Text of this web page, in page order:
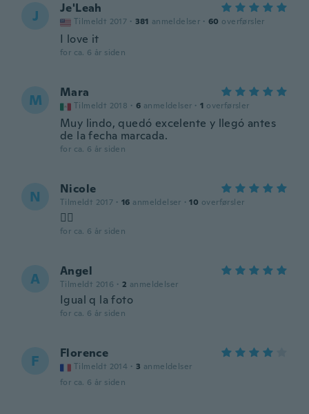
J Je'Leah
Tilmeldt 2017 · 381 anmeldelser · 60 overførsler
I love it
for ca. 6 år siden
M Mara
Tilmeldt 2018 · 6 anmeldelser · 1 overførsler
Muy lindo, quedó excelente y llegó antes
de la fecha marcada.
for ca. 6 år siden
N Nicole
Tilmeldt 2017 · 16 anmeldelser · 10 overførsler
👌🏻
for ca. 6 år siden
A Angel
Tilmeldt 2016 · 2 anmeldelser
Igual q la foto
for ca. 6 år siden
F Florence
Tilmeldt 2014 · 3 anmeldelser
for ca. 6 år siden